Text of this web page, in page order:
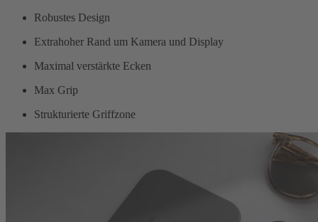
Robustes Design
Extrahoher Rand um Kamera und Display
Maximal verstärkte Ecken
Max Grip
Strukturierte Griffzone